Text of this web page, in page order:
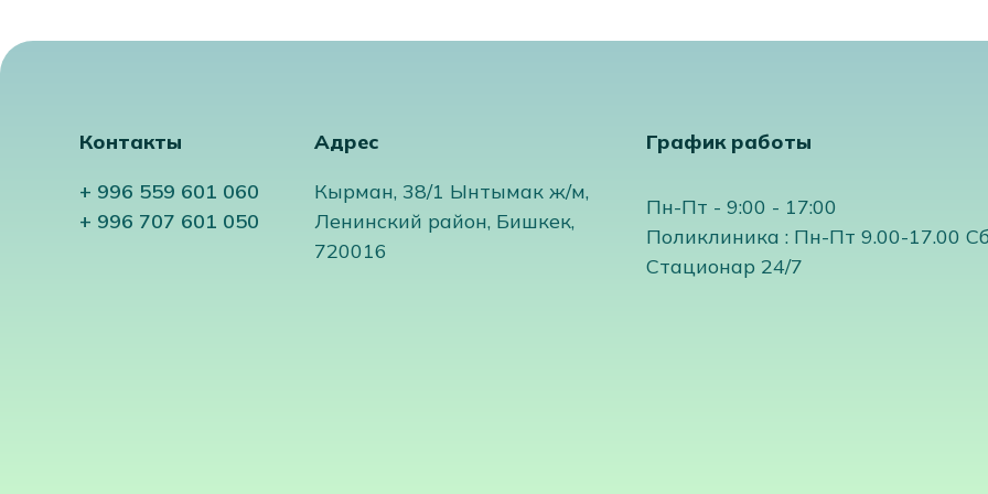
В\В инфузия капельная
Контакты
+ 996 559 601 060
+ 996 707 601 050
Адрес
Кырман, 38/1 Ынтымак ж/м,
Ленинский район, Бишкек,
720016
График работы
Пн-Пт - 9:00 - 17:00
Поликлиника : Пн-Пт 9.00-17.00
Стационар 24/7